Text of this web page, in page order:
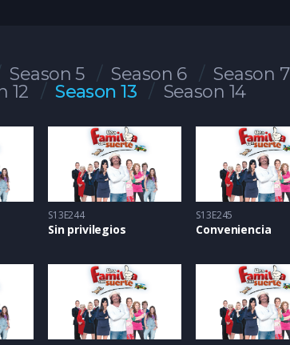
Season 5 Season 6 Season 7
12 Season 13 Season 14
S13E244
Sin privilegios
S13E245
Conveniencia